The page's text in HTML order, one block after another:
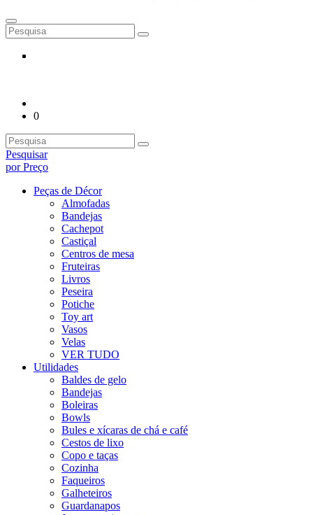
0
Pesquisar
por Preço
Peças de Décor
Almofadas
Bandejas
Cachepot
Castiçal
Centros de mesa
Fruteiras
Livros
Peseira
Potiche
Toy art
Vasos
Velas
VER TUDO
Utilidades
Baldes de gelo
Bandejas
Boleiras
Bowls
Bules e xícaras de chá e café
Cestos de lixo
Copo e taças
Cozinha
Faqueiros
Galheteiros
Guardanapos